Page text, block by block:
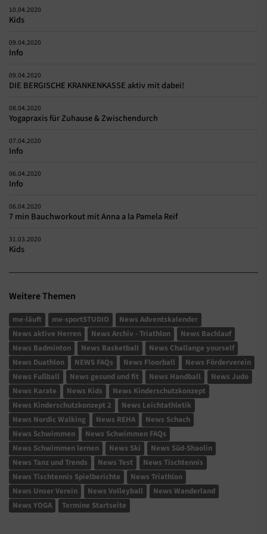
10.04.2020
Kids
09.04.2020
Info
09.04.2020
DIE BERGISCHE KRANKENKASSE aktiv mit dabei!
08.04.2020
Yogapraxis für Zuhause & Zwischendurch
07.04.2020
Info
06.04.2020
Info
06.04.2020
7 min Bauchworkout mit Anna a la Pamela Reif
31.03.2020
Kids
Weitere Themen
me-läuft me-sportSTUDIO
News Adventskalender
News aktive Herren
News Archiv - Triathlon
News Bachlauf
News Badminton
News Basketball
News Challange yourself
News Duathlon
NEWS FAQs News Floorball
News Förderverein
News Fußball
News gesund und fit News Handball
News Judo
News Karate
News Kids
News Kinderschutzkonzept
News Kinderschutzkonzept 2
News Leichtathletik
News Nordic Walking
News REHA
News Schach
News Schwimmen
News Schwimmen FAQs
News Schwimmen lernen
News Ski
News Süd-Shaolin
News Tanz und Trends
News Test
News Tischtennis
News Tischtennis Spielberichte
News Triathlon
News Unser Verein
News Volleyball
News Wanderland
News YOGA
Termine Startseite